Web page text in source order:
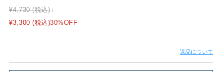
¥4,730 (税込)
¥3,300 (税込)30%OFF
返品について